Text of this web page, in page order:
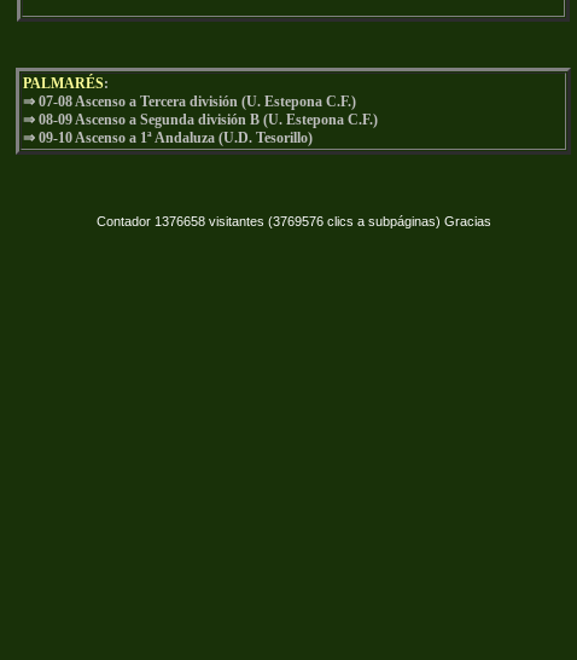
PALMARÉS:
⇒ 07-08 Ascenso a Tercera división (U. Estepona C.F.)
⇒ 08-09 Ascenso a Segunda división B (U. Estepona C.F.)
⇒ 09-10 Ascenso a 1ª Andaluza (U.D. Tesorillo)
Contador 1376658 visitantes (3769576 clics a subpáginas) Gracias